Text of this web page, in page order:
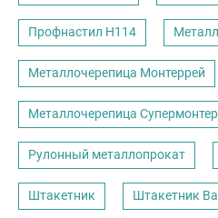
Профнастил Н114
Металлочерепица Монтеррей
Металлочерепица
Рулонный металлопрокат
Штакетник Штакетник